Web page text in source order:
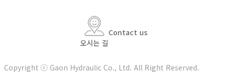
오시는 길
Contact us
Copyright ⓒ Gaon Hydraulic Co., Ltd. All Right Reserved.